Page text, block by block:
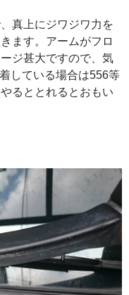
真上にジワジワ力を
ます。アームがフロ
ジ甚大ですので、気
している場合は556等
るととれるとおもい